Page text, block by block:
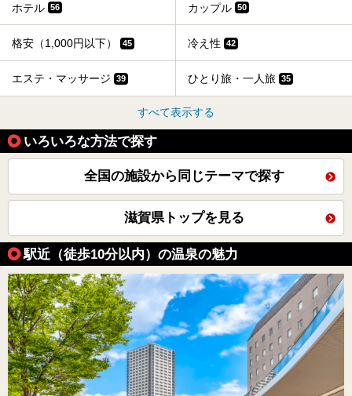
ホテル 56 カップル 50
格安（1,000円以下） 45 冷え性 42
エステ・マッサージ 39 ひとり旅・一人旅 35
すべて表示する
いろいろな方法で探す
全国の施設から同じテーマで探す
滋賀県トップを見る
駅近（徒歩10分以内）の温泉の魅力